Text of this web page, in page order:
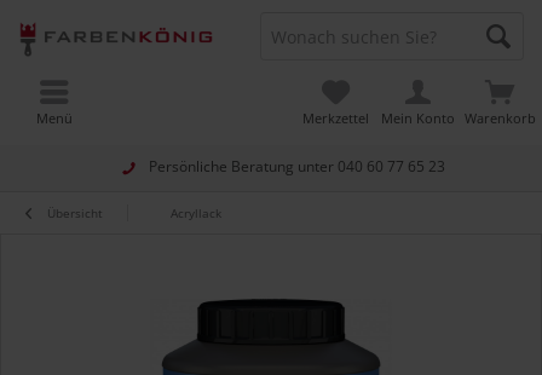
Persönliche Beratung unter 040 60 77 65 23
Warenkorb
Merkzettel Mein Konto
Menü
Übersicht Acryllack